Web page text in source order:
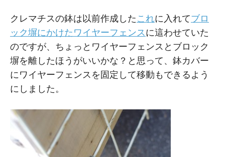
クレマチスの鉢は以前作成したこれに入れてブロ
ック塀にかけたワイヤーフェンスに這わせていた
のですが、ちょっとワイヤーフェンスとブロック
塀を離したほうがいいかな？と思って、鉢カバー
にワイヤーフェンスを固定して移動もできるよう
にしました。